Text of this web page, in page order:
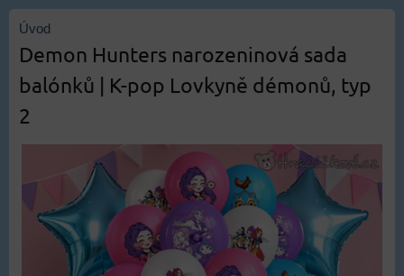
Úvod
Demon Hunters narozeninová sada
balónků | K-pop Lovkyně démonů, typ
2